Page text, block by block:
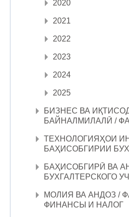
2020
2021
2022
2023
2024
2025
БИЗНЕС ВА
БАЙНАЛМИЛАЛӢ /
ТЕХНОЛОГИЯҲОИ
БАҲИСОБГИРИИ
БАҲИСОБГИРӢ ВА
БУХГАЛТЕРСКОГО
МОЛИЯ ВА АНДОЗ /
ФИНАНСЫ И НАЛОГ